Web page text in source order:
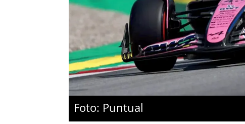
Foto: Puntual